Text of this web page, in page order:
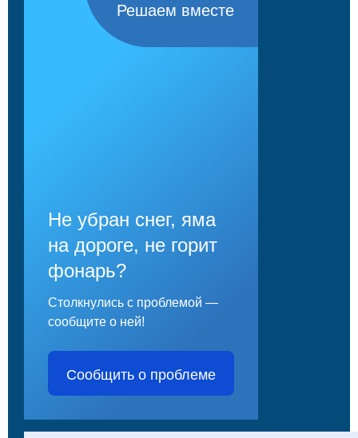
Решаем вместе
Не убран снег, яма
на дороге, не горит
фонарь?
Столкнулись с проблемой —
сообщите о ней!
Сообщить о проблеме